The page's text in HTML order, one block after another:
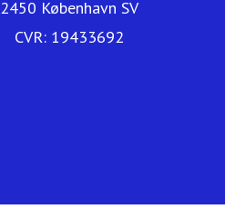
2450 København SV
CVR: 19433692